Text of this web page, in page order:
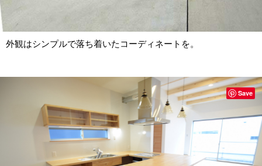
外観はシンプルで落ち着いたコーディネートを。
Save